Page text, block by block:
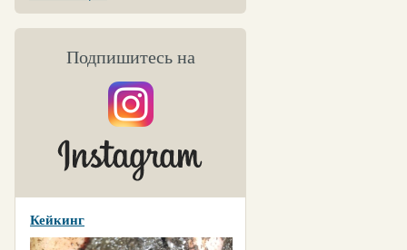
Подпишитесь на
Кейкинг